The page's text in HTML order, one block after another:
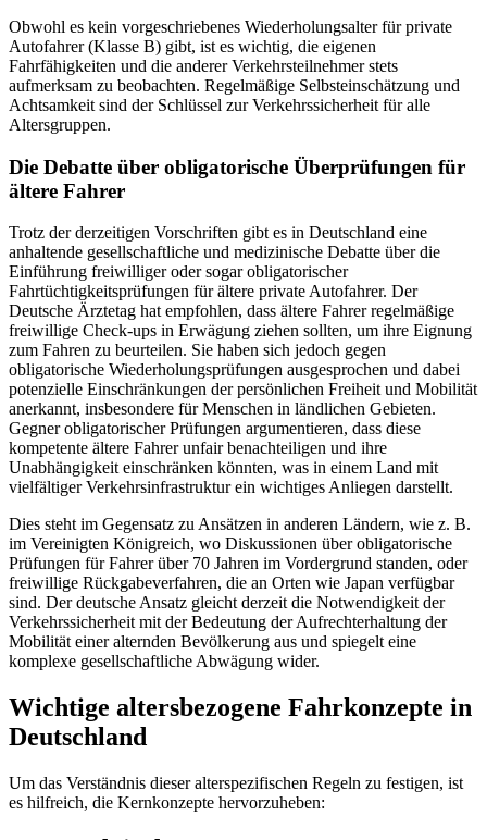
Obwohl es kein vorgeschriebenes Wiederholungsalter für private
Autofahrer (Klasse B) gibt, ist es wichtig, die eigenen
Fahrfähigkeiten und die anderer Verkehrsteilnehmer stets
aufmerksam zu beobachten. Regelmäßige Selbsteinschätzung und
Achtsamkeit sind der Schlüssel zur Verkehrssicherheit für alle
Altersgruppen.
Die Debatte über obligatorische Überprüfungen für
ältere Fahrer
Trotz der derzeitigen Vorschriften gibt es in Deutschland eine
anhaltende gesellschaftliche und medizinische Debatte über die
Einführung freiwilliger oder sogar obligatorischer
Fahrtüchtigkeitsprüfungen für ältere private Autofahrer. Der
Deutsche Ärztetag hat empfohlen, dass ältere Fahrer regelmäßige
freiwillige Check-ups in Erwägung ziehen sollten, um ihre Eignung
zum Fahren zu beurteilen. Sie haben sich jedoch gegen
obligatorische Wiederholungsprüfungen ausgesprochen und dabei
potenzielle Einschränkungen der persönlichen Freiheit und Mobilität
anerkannt, insbesondere für Menschen in ländlichen Gebieten.
Gegner obligatorischer Prüfungen argumentieren, dass diese
kompetente ältere Fahrer unfair benachteiligen und ihre
Unabhängigkeit einschränken könnten, was in einem Land mit
vielfältiger Verkehrsinfrastruktur ein wichtiges Anliegen darstellt.
Dies steht im Gegensatz zu Ansätzen in anderen Ländern, wie z. B.
im Vereinigten Königreich, wo Diskussionen über obligatorische
Prüfungen für Fahrer über 70 Jahren im Vordergrund standen, oder
freiwillige Rückgabeverfahren, die an Orten wie Japan verfügbar
sind. Der deutsche Ansatz gleicht derzeit die Notwendigkeit der
Verkehrssicherheit mit der Bedeutung der Aufrechterhaltung der
Mobilität einer alternden Bevölkerung aus und spiegelt eine
komplexe gesellschaftliche Abwägung wider.
Wichtige altersbezogene Fahrkonzepte in
Deutschland
Um das Verständnis dieser alterspezifischen Regeln zu festigen, ist
es hilfreich, die Kernkonzepte hervorzuheben: